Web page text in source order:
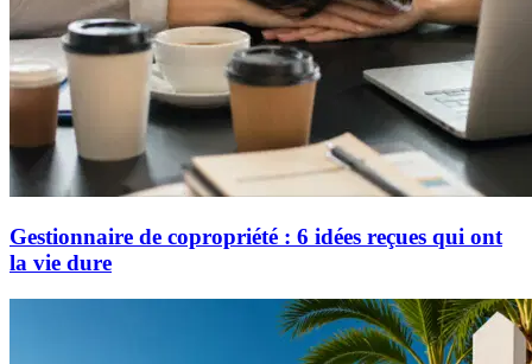
Gestionnaire de copropriété : 6 idées reçues qui ont
la vie dure